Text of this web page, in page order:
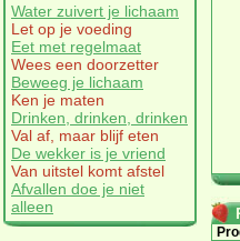
Water zuivert je lichaam
Let op je voeding
Eet met regelmaat
Wees een doorzetter
Beweeg je lichaam
Ken je maten
Drinken, drinken, drinken
Val af, maar blijf eten
De wekker is je vriend
Van uitstel komt afstel
Afvallen doe je niet
alleen